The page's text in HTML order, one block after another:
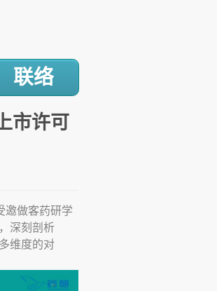
联络
市许可
邀做客药研学
深刻剖析
维度的对